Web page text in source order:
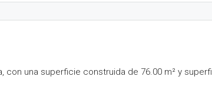
una superficie construida de 76.00 m² y